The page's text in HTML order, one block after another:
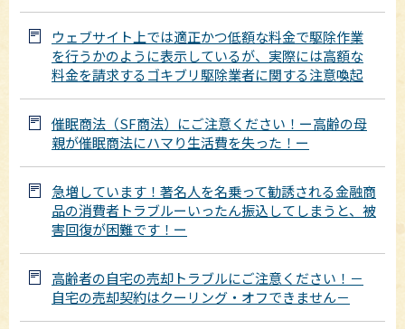
ウェブサイト上では適正かつ低額な料金で駆除作業
を行うかのように表示しているが、実際には高額な
料金を請求するゴキブリ駆除業者に関する注意喚起
催眠商法（SF商法）にご注意ください！ー高齢の母
親が催眠商法にハマり生活費を失った！ー
急増しています！著名人を名乗って勧誘される金融商
品の消費者トラブルーいったん振込してしまうと、被
害回復が困難です！ー
高齢者の自宅の売却トラブルにご注意ください！－
自宅の売却契約はクーリング・オフできません－